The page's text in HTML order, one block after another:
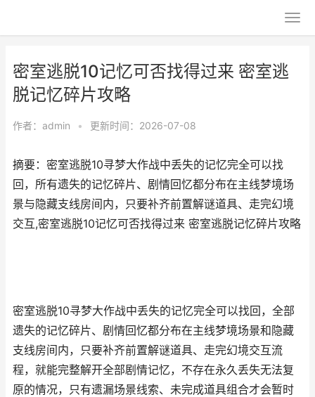
密室逃脱10记忆可否找得过来 密室逃
脱记忆碎片攻略
作者： admin • 更新时间：2026-07-08
摘要：密室逃脱10寻梦大作战中丢失的记忆完全可以找
回，所有遗失的记忆碎片、剧情回忆都分布在主线梦境场
景与隐藏支线房间内，只要补齐前置解谜道具、走完幻境
交互,密室逃脱10记忆可否找得过来 密室逃脱记忆碎片攻略
密室逃脱10寻梦大作战中丢失的记忆完全可以找回，全部
遗失的记忆碎片、剧情回忆都分布在主线梦境场景和隐藏
支线房间内，只要补齐前置解谜道具、走完幻境交互流
程，就能完整解开全部剧情记忆，不存在永久丢失无法复
原的情况，只有遗漏场景线索、未完成道具组合才会暂时